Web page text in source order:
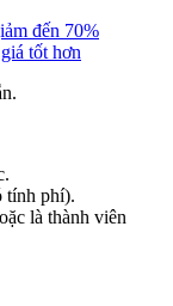
đến 70%
tốt hơn
tính phí).
là thành viên